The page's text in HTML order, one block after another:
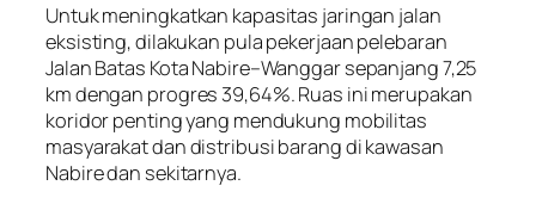
Untuk meningkatkan kapasitas jaringan jalan
eksisting, dilakukan pula pekerjaan pelebaran
Jalan Batas Kota Nabire–Wanggar sepanjang 7,25
km dengan progres 39,64%. Ruas ini merupakan
koridor penting yang mendukung mobilitas
masyarakat dan distribusi barang di kawasan
Nabire dan sekitarnya.